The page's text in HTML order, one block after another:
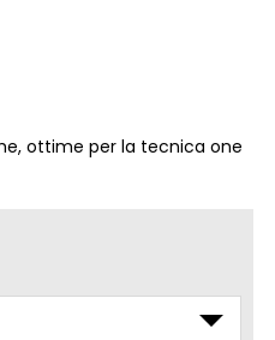
ottime per la tecnica one